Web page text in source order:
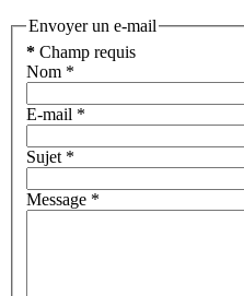
Envoyer un e-mail
* Champ requis
Nom *
E-mail *
Sujet *
Message *